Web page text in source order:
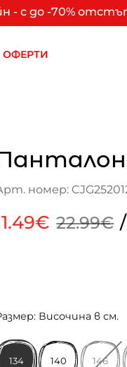
- с до -70%
ОФЕРТИ
номер:
22.99€ /
Височина в см.
134 140 146